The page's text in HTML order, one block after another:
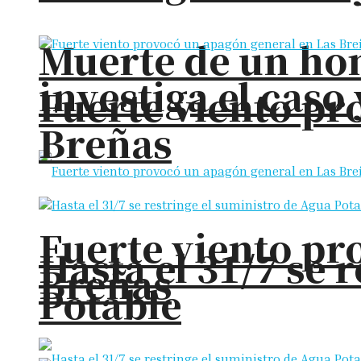
Muerte de un
investiga el
Fuerte viento
Breñas
Fuerte viento
Breñas
Hasta el 31/7 se
Potable